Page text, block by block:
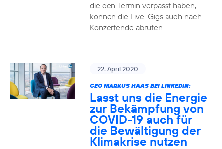
die den Termin verpasst haben,
können die Live-Gigs auch nach
Konzertende abrufen.
22. April 2020
CEO MARKUS HAAS BEI LINKEDIN:
Lasst uns die Energie
zur Bekämpfung von
COVID-19 auch für
die Bewältigung der
Klimakrise nutzen